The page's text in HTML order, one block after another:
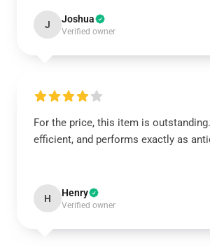
J Joshua
Verified owner
For the price, this item is outstanding.
efficient, and performs exactly as
H Henry
Verified owner